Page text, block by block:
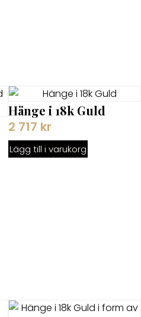
Hänge i 18k Guld
2 717 kr
Lägg till i varukorg